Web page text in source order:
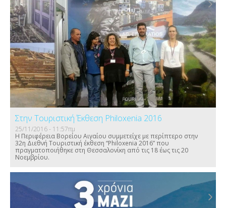
Στην Τουριστική Έκθεση Philoxenia 2016
25/11/2016 - 11:57πμ
Η Περιφέρεια Βορείου Αιγαίου συμμετείχε με περίπτερο στην
32η Διεθνή Τουριστική έκθεση “Philoxenia 2016” που
πραγματοποιήθηκε στη Θεσσαλονίκη από τις 18 έως τις 20
Νοεμβρίου.